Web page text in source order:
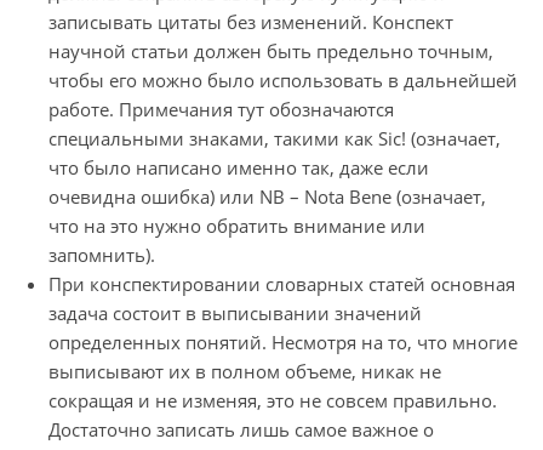
записывать цитаты без изменений. Конспект
научной статьи должен быть предельно точным,
чтобы его можно было использовать в дальнейшей
работе. Примечания тут обозначаются
специальными знаками, такими как Sic! (означает,
что было написано именно так, даже если
очевидна ошибка) или NB – Nota Bene (означает,
что на это нужно обратить внимание или
запомнить).
При конспектировании словарных статей основная
задача состоит в выписывании значений
определенных понятий. Несмотря на то, что многие
выписывают их в полном объеме, никак не
сокращая и не изменяя, это не совсем правильно.
Достаточно записать лишь самое важное о